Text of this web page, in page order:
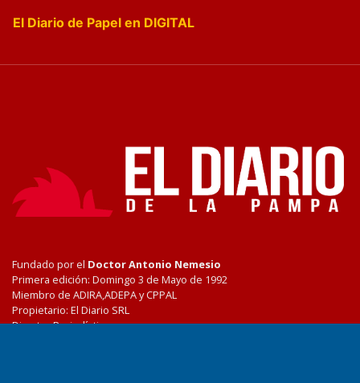
El Diario de Papel en DIGITAL
Fundado por el Doctor Antonio Nemesio
Primera edición: Domingo 3 de Mayo de 1992
Miembro de ADIRA,ADEPA y CPPAL
Propietario: El Diario SRL
Director Periodístico: